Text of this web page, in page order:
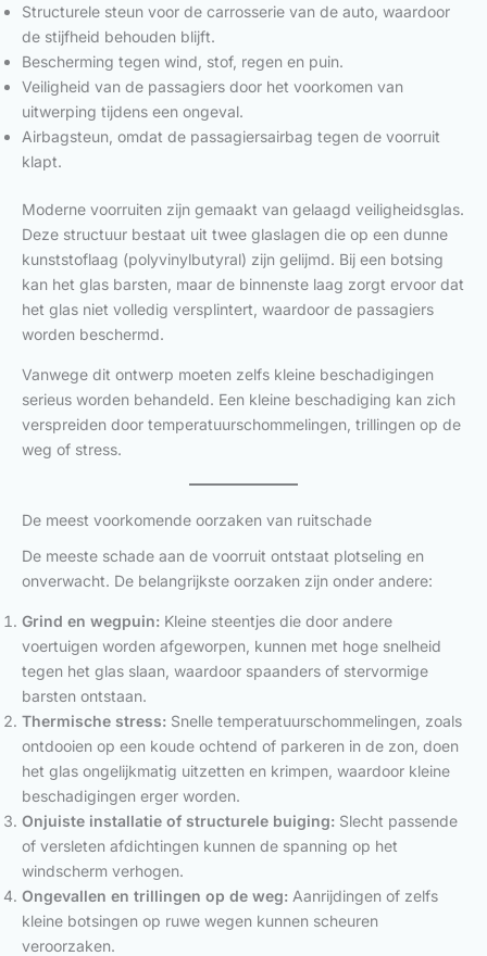
Structurele steun voor de carrosserie van de auto, waardoor
de stijfheid behouden blijft.
Bescherming tegen wind, stof, regen en puin.
Veiligheid van de passagiers door het voorkomen van
uitwerping tijdens een ongeval.
Airbagsteun, omdat de passagiersairbag tegen de voorruit
klapt.
Moderne voorruiten zijn gemaakt van gelaagd veiligheidsglas.
Deze structuur bestaat uit twee glaslagen die op een dunne
kunststoflaag (polyvinylbutyral) zijn gelijmd. Bij een botsing
kan het glas barsten, maar de binnenste laag zorgt ervoor dat
het glas niet volledig versplintert, waardoor de passagiers
worden beschermd.
Vanwege dit ontwerp moeten zelfs kleine beschadigingen
serieus worden behandeld. Een kleine beschadiging kan zich
verspreiden door temperatuurschommelingen, trillingen op de
weg of stress.
De meest voorkomende oorzaken van ruitschade
De meeste schade aan de voorruit ontstaat plotseling en
onverwacht. De belangrijkste oorzaken zijn onder andere:
Grind en wegpuin: Kleine steentjes die door andere
voertuigen worden afgeworpen, kunnen met hoge snelheid
tegen het glas slaan, waardoor spaanders of stervormige
barsten ontstaan.
Thermische stress: Snelle temperatuurschommelingen, zoals
ontdooien op een koude ochtend of parkeren in de zon, doen
het glas ongelijkmatig uitzetten en krimpen, waardoor kleine
beschadigingen erger worden.
Onjuiste installatie of structurele buiging: Slecht passende
of versleten afdichtingen kunnen de spanning op het
windscherm verhogen.
Ongevallen en trillingen op de weg: Aanrijdingen of zelfs
kleine botsingen op ruwe wegen kunnen scheuren
veroorzaken.